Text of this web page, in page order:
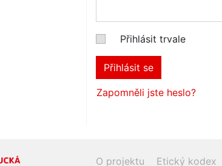
Přihlásit trvale
Přihlásit se
Zapomněli jste heslo?
O projektu Etický kodex